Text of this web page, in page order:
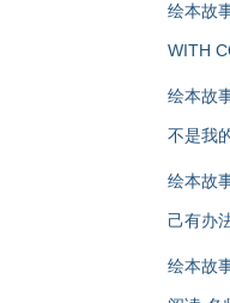
绘本故
WITH
绘本故
不是我
绘本故
己有办
绘本故